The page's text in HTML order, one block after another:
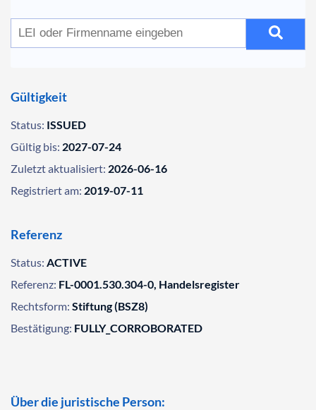
Gültigkeit
Status: ISSUED
Gültig bis: 2027-07-24
Zuletzt aktualisiert: 2026-06-16
Registriert am: 2019-07-11
Referenz
Status: ACTIVE
Referenz: FL-0001.530.304-0, Handelsregister
Rechtsform: Stiftung (BSZ8)
Bestätigung: FULLY_CORROBORATED
Über die juristische Person: